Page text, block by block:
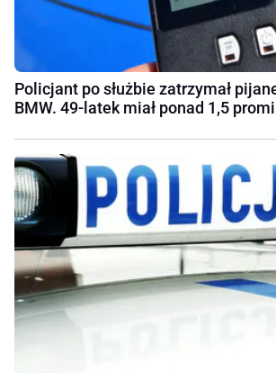
Policjant po służbie zatrzymał
BMW. 49-latek miał ponad 1,5